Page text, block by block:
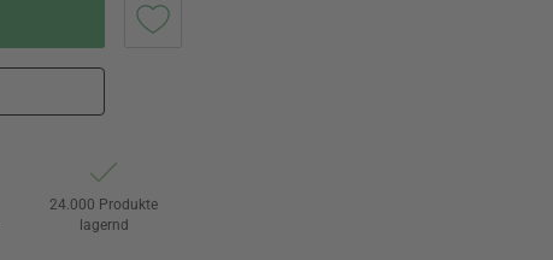
24.000 Produkte
lagernd